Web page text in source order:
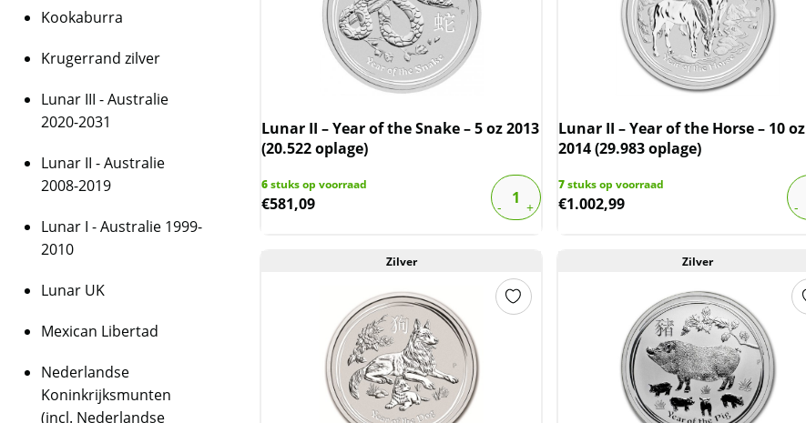
Lunar II – Year of the Snake – 5 oz 2013
(20.522 oplage)
6stuks op voorraad
€581,09
Lunar II – Year of the Horse – 10 oz
2014 (29.983 oplage)
7stuks op voorraad
€1.002,99
Zilver Zilver
Kookaburra
Krugerrand zilver
Lunar III - Australie
2020-2031
Lunar II - Australie
2008-2019
Lunar I - Australie 1999-
2010
Lunar UK
Mexican Libertad
Nederlandse
Koninkrijksmunten
(incl. Nederlandse